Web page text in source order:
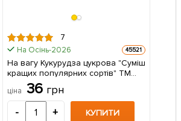
7
На Осінь-2026 45521
На вагу Кукурудза цукрова "Суміш
кращих популярних сортів" ТМ
"Весна" ціна за 40г
ціна 36 грн
- + КУПИТИ